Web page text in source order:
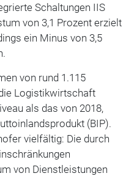
Schaltungen IIS
von 3,1 Prozent erzielt
ein Minus von 3,5
von rund 1.115
Logistikwirtschaft
als das von 2018,
(BIP).
vielfältig: Die durch
von Dienstleistungen